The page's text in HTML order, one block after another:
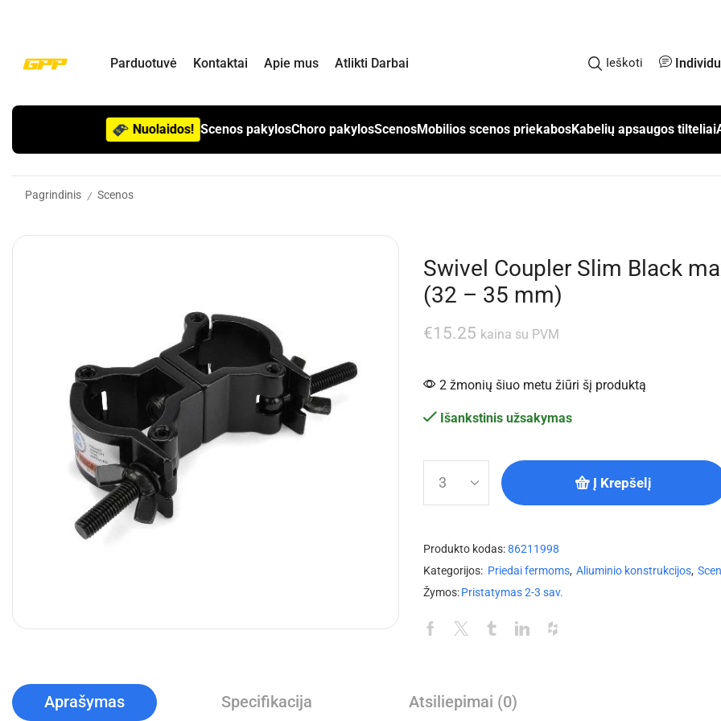
Parduotuvė Kontaktai Apie mus Atlikti Darbai Ieškoti
Nuolaidos! Scenos pakylosChoro pakylosScenosMobilios scenos priekabosKabelių apsaugos tilteliai
Pagrindinis / Scenos
Swivel Coupler Slim Black
(32 – 35 mm)
€15.25 kaina su PVM
2 žmonių šiuo metu žiūri šį produktą
Išankstinis užsakymas
Į Krepšelį
Produkto kodas:86211998
Kategorijos: Priedai fermoms, Aliuminio konstrukcijos,
Žymos:Pristatymas 2-3 sav.
Aprašymas Specifikacija Atsiliepimai (0)